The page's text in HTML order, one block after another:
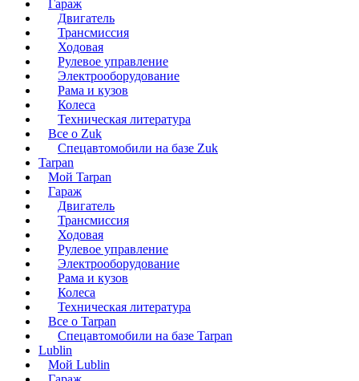
Гараж
Двигатель
Трансмиссия
Ходовая
Рулевое управление
Электрооборудование
Рама и кузов
Колеса
Техническая литература
Все о Zuk
Спецавтомобили на базе Zuk
Tarpan
Мой Tarpan
Гараж
Двигатель
Трансмиссия
Ходовая
Рулевое управление
Электрооборудование
Рама и кузов
Колеса
Техническая литература
Все о Tarpan
Спецавтомобили на базе Tarpan
Lublin
Мой Lublin